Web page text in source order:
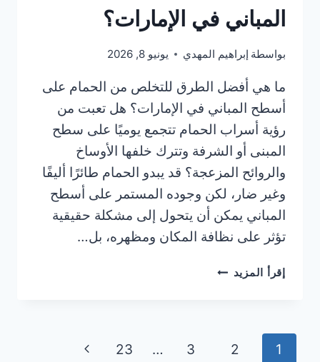
المباني في الإمارات؟
بواسطة إبراهيم المهدي يونيو 8, 2026
ما هي أفضل الطرق للتخلص من الحمام على
أسطح المباني في الإمارات؟ هل تعبت من
رؤية أسراب الحمام تتجمع يوميًا على سطح
المبنى أو الشرفة وتترك خلفها الأوساخ
والروائح المزعجة؟ قد يبدو الحمام طائرًا أليفًا
وغير ضار، لكن وجوده المستمر على أسطح
المباني يمكن أن يتحول إلى مشكلة حقيقية
تؤثر على نظافة المكان ومظهره، بل…
إقرأ المزيد ما
من
تنقل
1
2
3
…
23
الصفحة